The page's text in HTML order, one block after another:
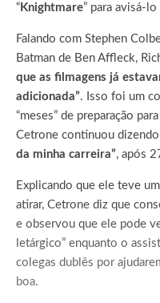
“ Knightmare” para avisá-
Falando com Stephen
Batman de Ben Affleck,
que as filmagens já
adicionada”. Isso foi um
“meses” de preparação
Cetrone continuou
da minha carreira”, após
Explicando que ele teve
atirar, Cetrone diz que
e observou que ele pode
letárgico” enquanto o
colegas dublês por
boa.